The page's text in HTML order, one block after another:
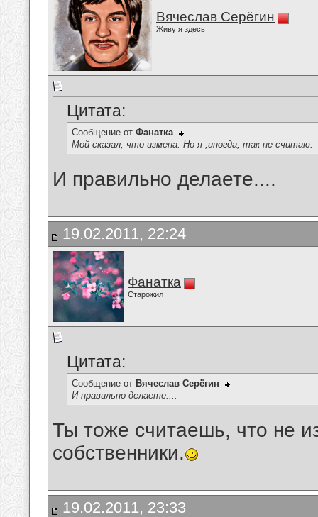
Вячеслав Серёгин
Живу я здесь
Цитата:
Сообщение от Фанатка
Мой сказал, что измена. Но я ,иногда, так не считаю.
И правильно делаете....
19.02.2011, 22:24
Фанатка
Старожил
Цитата:
Сообщение от Вячеслав Серёгин
И правильно делаете....
Ты тоже считаешь, что не
собственники.
19.02.2011, 23:33